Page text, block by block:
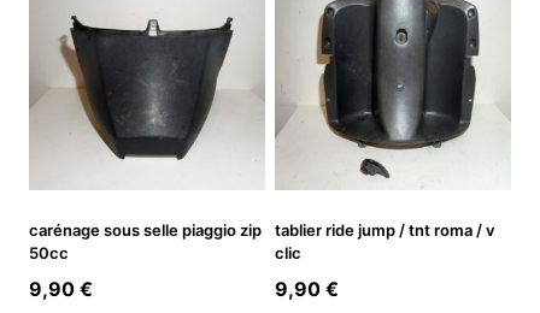
carénage sous selle piaggio zip
50cc
9,90 €
tablier ride jump / tnt roma / v
clic
9,90 €